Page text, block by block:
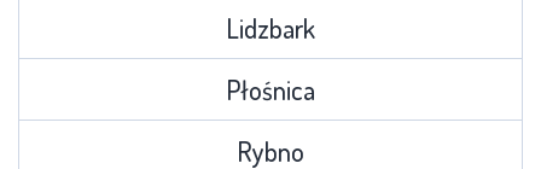
Lidzbark
Płośnica
Rybno